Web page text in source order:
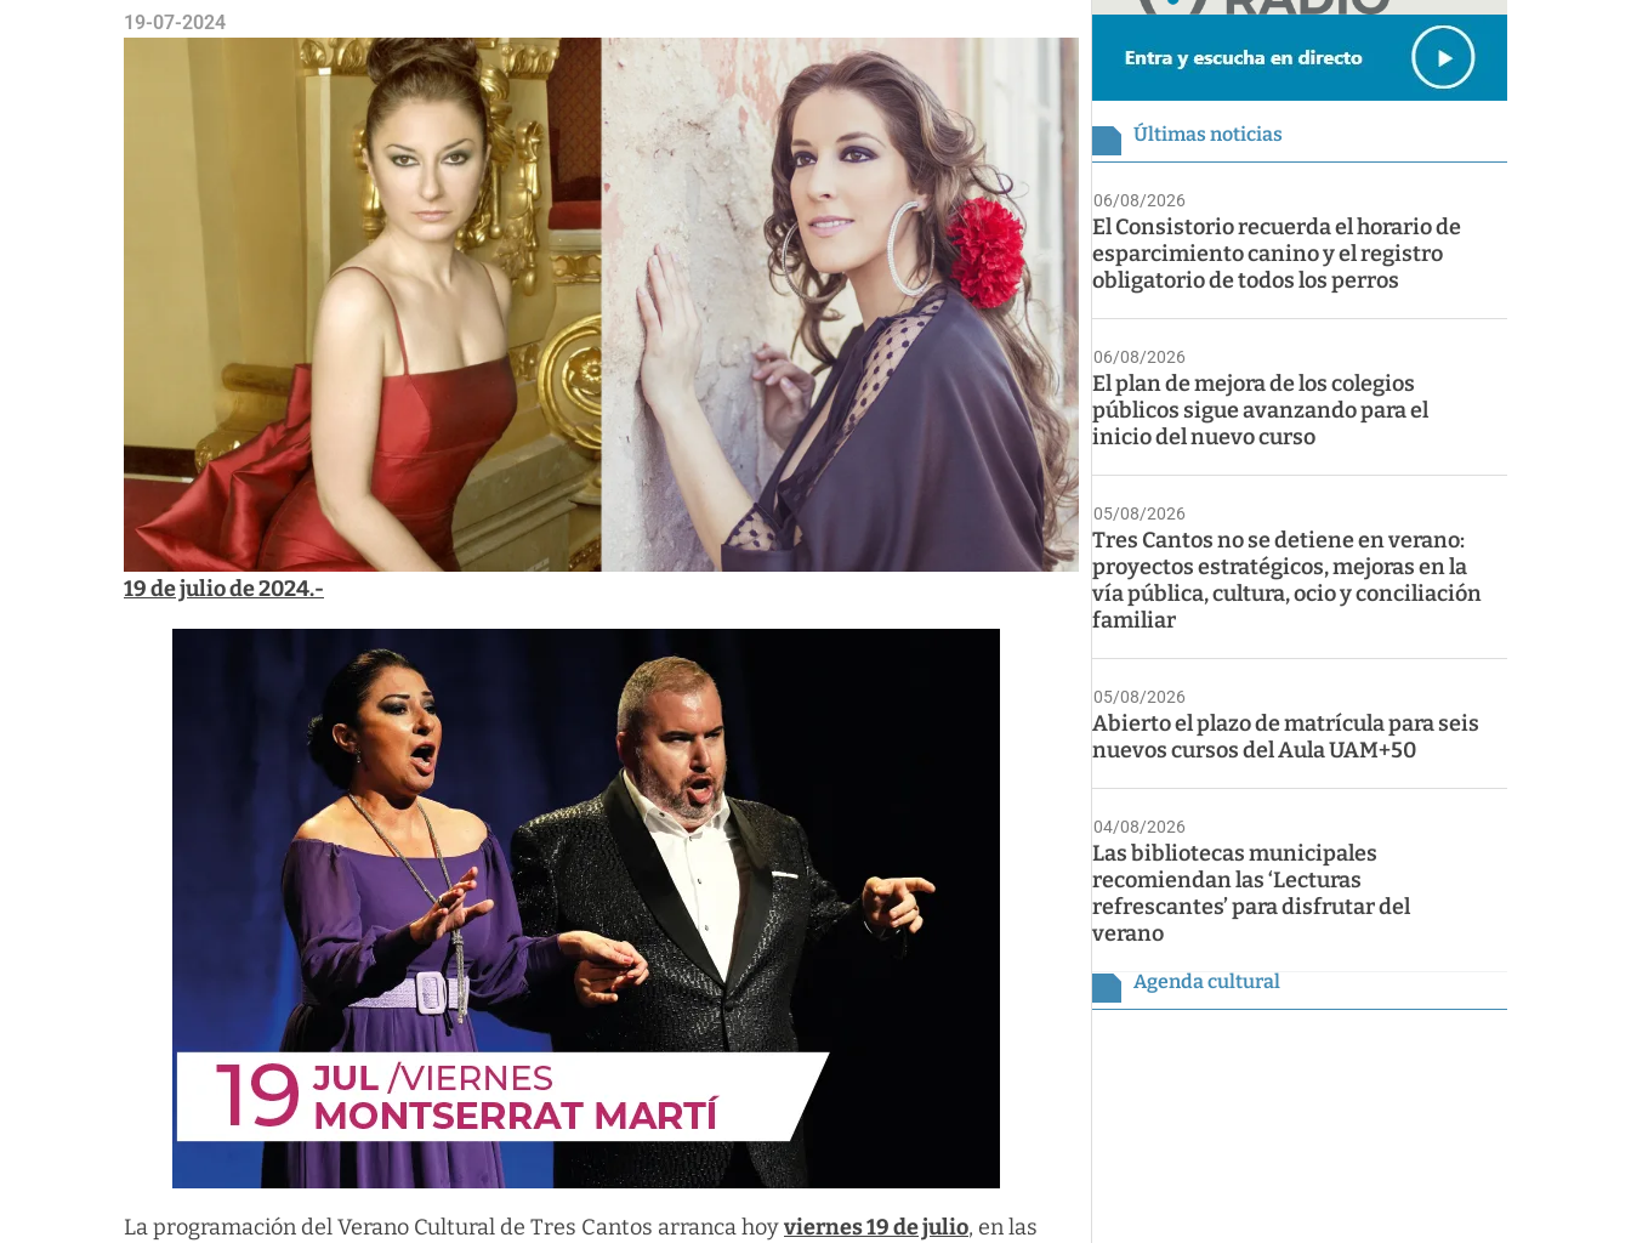
19-07-2024
19 de julio de 2024.-
La programación del Verano Cultural de Tres Cantos arranca hoyviernes 19 de julio, en las
Últimas noticias
06/08/2026
El Consistorio recuerda el horario de
esparcimiento canino y el registro
obligatorio de todos los perros
06/08/2026
El plan de mejora de los colegios
públicos sigue avanzando para el
inicio del nuevo curso
05/08/2026
Tres Cantos no se detiene en verano:
proyectos estratégicos, mejoras en la
vía pública, cultura, ocio y conciliación
familiar
05/08/2026
Abierto el plazo de matrícula para seis
nuevos cursos del Aula UAM+50
04/08/2026
Las bibliotecas municipales
recomiendan las ‘Lecturas
refrescantes’ para disfrutar del
verano
Agenda cultural